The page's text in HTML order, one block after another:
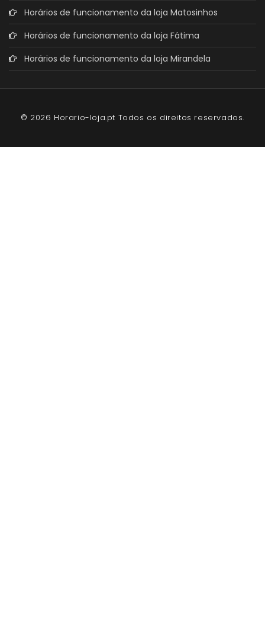
Horários de funcionamento da loja Matosinhos
Horários de funcionamento da loja Fátima
Horários de funcionamento da loja Mirandela
© 2026 Horario-loja.pt Todos os direitos reservados.